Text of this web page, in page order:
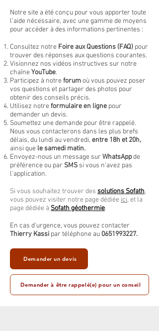
Notre site a été conçu pour vous apporter toute
l'aide nécessaire, avec une gamme de moyens
pour accéder à des informations pertinentes :
Consultez notre Foire aux Questions (FAQ) pour
trouver des réponses aux questions courantes.
Visionnez nos vidéos instructives sur notre
chaîneYouTube.
Participez à notreforumoù vous pouvez poser
vos questions et partager des photos pour
obtenir des conseils précis.
Utilisez notreformulaire en ligne pour
demander un devis.
Soumettez une demande pour être rappelé.
Nous vous contacterons dans les plus brefs
délais, du lundi au vendredi, entre 18h et 20h,
ainsi que le samedi matin.
Envoyez-nous un message sur WhatsAppde
préférence ou par SMS si vous n'avez pas
l'application.
Si vous souhaitez trouver des solutions Sofath,
vous pouvez visiter notre page dédiée ici, et la
page dédiée à Sofath géothermie.
En cas d'urgence, vous pouvez contacter
Thierry Kassi par téléphone au 0651993227.
Demander un devis
Demander à être rappelé(e) pour un conseil